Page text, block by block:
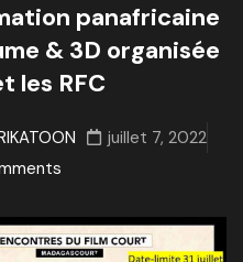
panafricaine
& 3D organisée
les RFC
juillet 7, 2022